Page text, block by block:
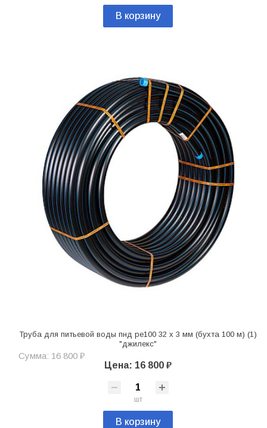
В корзину
Труба для питьевой воды пнд pe100 32 х 3 мм (бухта 100 м) (1)
"джилекс"
Сумма: 16 800 ₽
Цена: 16 800 ₽
шт
В корзину